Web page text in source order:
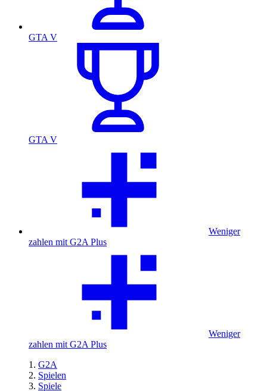
GTA V
GTA V
Weniger
zahlen mit G2A Plus
Weniger
zahlen mit G2A Plus
G2A
Spielen
Spiele